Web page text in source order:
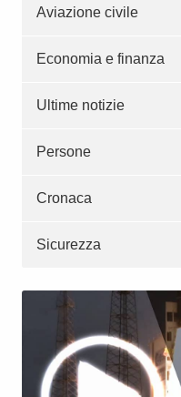
Aviazione civile
Economia e finanza
Ultime notizie
Persone
Cronaca
Sicurezza